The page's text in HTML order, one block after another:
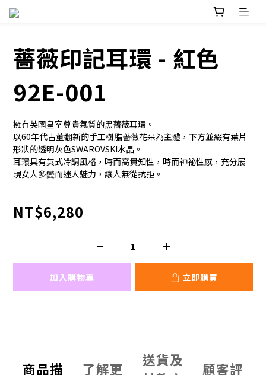
薔薇印記耳環 - 紅色
92E-001
擁有英國皇室尊貴氣質的黑薔薇耳環。
以60年代古董翻新的手工樹脂薔薇花朵為主體，下方並綴有葉片
形狀的透明灰色SWAROVSKI水晶。
耳環具有英式冷調風格，時而高貴知性，時而神祕性感，充分展
現女人多變而迷人魅力，讓人無從抗拒。
NT$6,280
加入購物車 立即購買
商品描
了解更
送貨及
顧客評